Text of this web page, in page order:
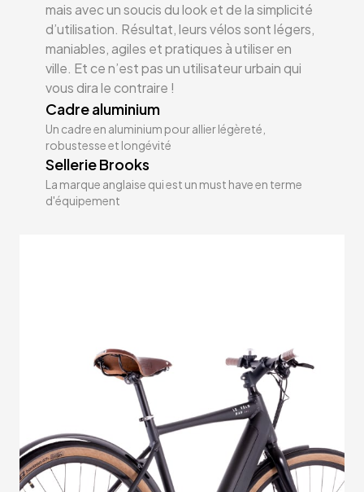
mais avec un soucis du look et de la simplicité
d’utilisation. Résultat, leurs vélos sont légers,
maniables, agiles et pratiques à utiliser en
ville. Et ce n’est pas un utilisateur urbain qui
vous dira le contraire !
Cadre aluminium
Un cadre en aluminium pour allier légèreté,
robustesse et longévité
Sellerie Brooks
La marque anglaise qui est un must have en terme
d'équipement